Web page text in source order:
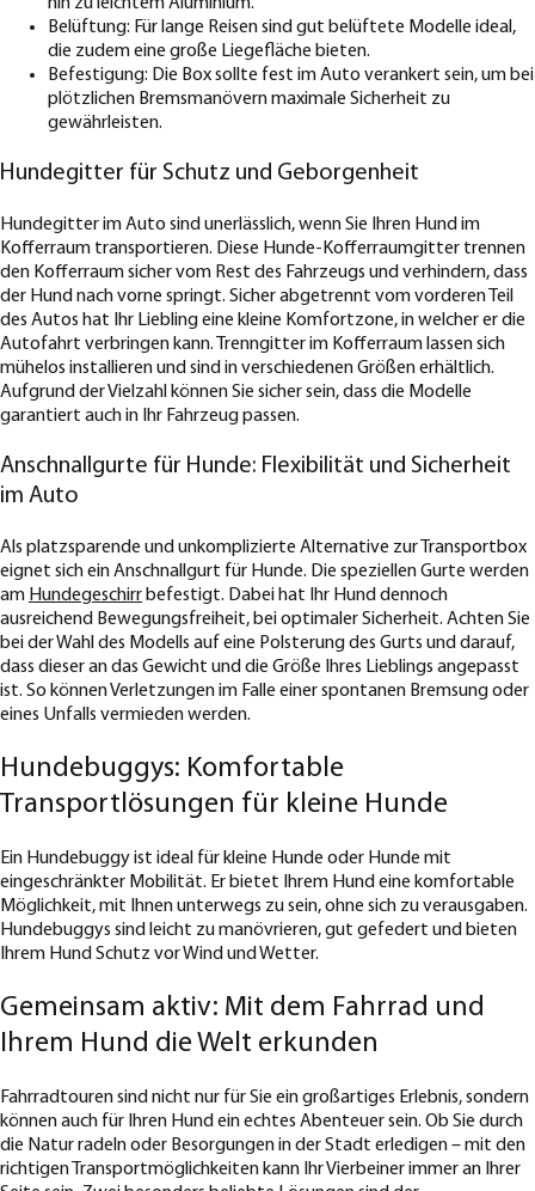
Belüftung: Für lange Reisen sind gut belüftete Modelle ideal,
die zudem eine große Liegefläche bieten.
Befestigung: Die Box sollte fest im Auto verankert sein, um bei
plötzlichen Bremsmanövern maximale Sicherheit zu
gewährleisten.
Hundegitter für Schutz und Geborgenheit
Hundegitter im Auto sind unerlässlich, wenn Sie Ihren Hund im
Kofferraum transportieren. Diese Hunde-Kofferraumgitter trennen
den Kofferraum sicher vom Rest des Fahrzeugs und verhindern, dass
der Hund nach vorne springt. Sicher abgetrennt vom vorderen Teil
des Autos hat Ihr Liebling eine kleine Komfortzone, in welcher er die
Autofahrt verbringen kann. Trenngitter im Kofferraum lassen sich
mühelos installieren und sind in verschiedenen Größen erhältlich.
Aufgrund der Vielzahl können Sie sicher sein, dass die Modelle
garantiert auch in Ihr Fahrzeug passen.
Anschnallgurte für Hunde: Flexibilität und Sicherheit
im Auto
Als platzsparende und unkomplizierte Alternative zur Transportbox
eignet sich ein Anschnallgurt für Hunde. Die speziellen Gurte werden
am Hundegeschirr befestigt. Dabei hat Ihr Hund dennoch
ausreichend Bewegungsfreiheit, bei optimaler Sicherheit. Achten Sie
bei der Wahl des Modells auf eine Polsterung des Gurts und darauf,
dass dieser an das Gewicht und die Größe Ihres Lieblings angepasst
ist. So können Verletzungen im Falle einer spontanen Bremsung oder
eines Unfalls vermieden werden.
Hundebuggys: Komfortable
Transportlösungen für kleine Hunde
Ein Hundebuggy ist ideal für kleine Hunde oder Hunde mit
eingeschränkter Mobilität. Er bietet Ihrem Hund eine komfortable
Möglichkeit, mit Ihnen unterwegs zu sein, ohne sich zu verausgaben.
Hundebuggys sind leicht zu manövrieren, gut gefedert und bieten
Ihrem Hund Schutz vor Wind und Wetter.
Gemeinsam aktiv: Mit dem Fahrrad und
Ihrem Hund die Welt erkunden
Fahrradtouren sind nicht nur für Sie ein großartiges Erlebnis, sondern
können auch für Ihren Hund ein echtes Abenteuer sein. Ob Sie durch
die Natur radeln oder Besorgungen in der Stadt erledigen – mit den
richtigen Transportmöglichkeiten kann Ihr Vierbeiner immer an Ihrer